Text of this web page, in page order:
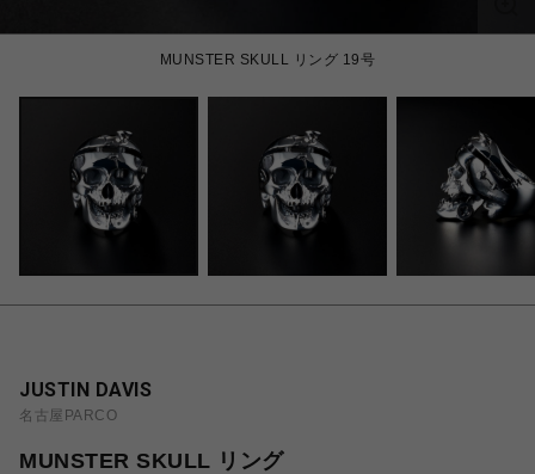
MUNSTER SKULL リング 19号
JUSTIN DAVIS
名古屋PARCO
MUNSTER SKULL リング